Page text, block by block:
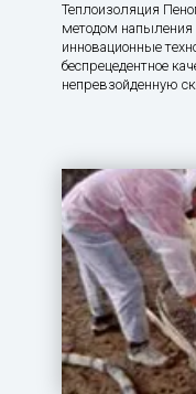
Теплоизоляция
методом напыления
инновационные
беспрецедентное
непревзойденную